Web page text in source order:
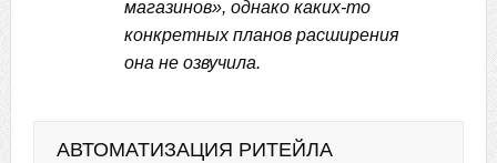
магазинов», однако каких-то
конкретных планов расширения
она не озвучила.
АВТОМАТИЗАЦИЯ РИТЕЙЛА